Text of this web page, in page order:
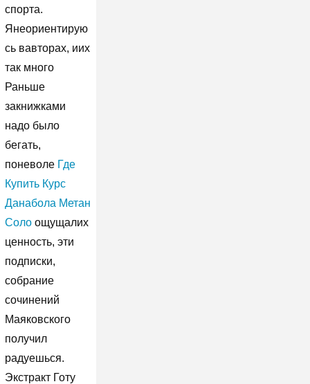
спорта.
Янеориентирую
сь вавторах, иих
так много
Раньше
закнижками
надо было
бегать,
поневоле Где
Купить Курс
Данабола Метан
Солоощущалих
ценность, эти
подписки,
собрание
сочинений
Маяковского
получил
радуешься.
Экстракт Готу